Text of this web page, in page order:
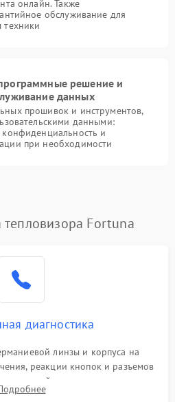
онлайн. Также
обслуживание для
техники
решение и
данных
прошивок и инструментов,
данными:
и
при необходимости
Fortuna
диагностика
линзы и корпуса на
реакции кнопок и разъемов
тепловой сигнатуры на экран,
и считывание системных